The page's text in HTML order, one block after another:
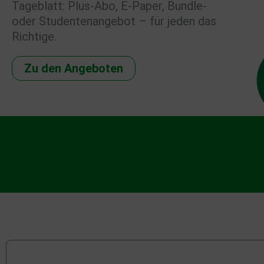
Tageblatt: Plus-Abo, E-Paper, Bundle-
oder Studentenangebot – für jeden das
Richtige.
Zu den Angeboten